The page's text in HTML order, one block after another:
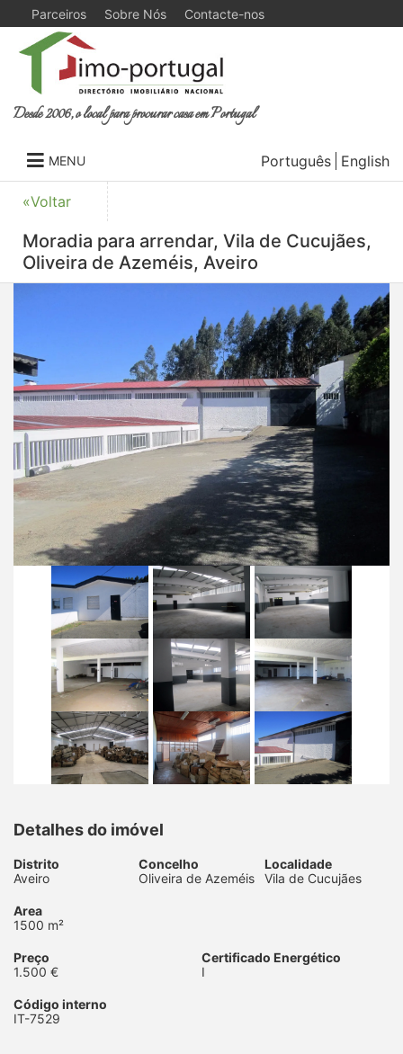
Parceiros Sobre Nós Contacte-nos
Desde 2006, o local para procurar casa em Portugal
MENU Português English
«Voltar
Moradia para arrendar, Vila de Cucujães,
Oliveira de Azeméis, Aveiro
Detalhes do imóvel
Distrito
Aveiro
Concelho
Oliveira de Azeméis
Localidade
Vila de Cucujães
Area
1500 m²
Preço
1.500 €
Certificado Energético
I
Código interno
IT-7529